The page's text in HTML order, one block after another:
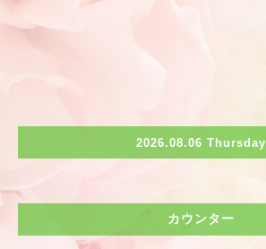
2026.08.06 Thursday
カウンター